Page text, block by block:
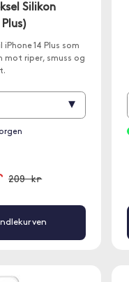
Silikon
14 Plus som
mot riper, smuss og
▾
209 kr